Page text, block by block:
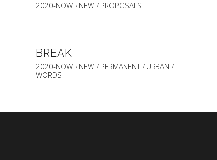
2020-NOW NEW PROPOSALS
BREAK
2020-NOW NEW PERMANENT
URBAN
WORDS